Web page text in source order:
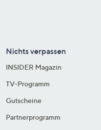
Nichts verpassen
INSIDER Magazin
TV-Programm
Gutscheine
Partnerprogramm